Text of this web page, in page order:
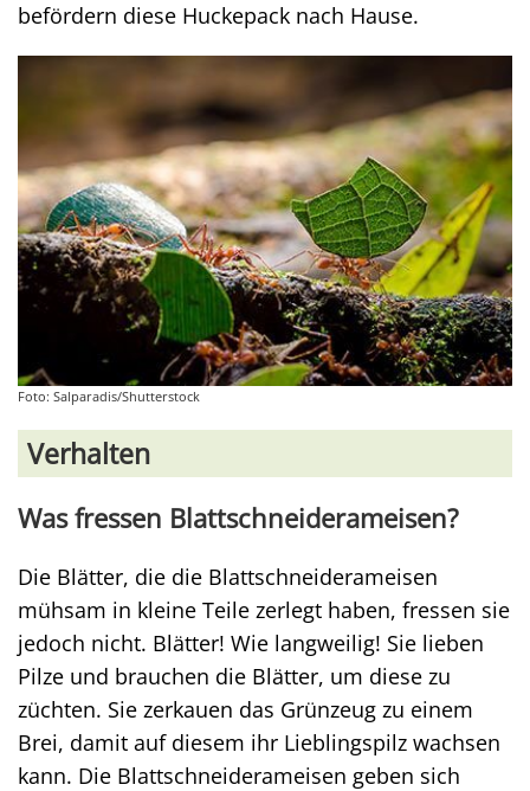
befördern diese Huckepack nach Hause.
Foto: Salparadis/Shutterstock
Verhalten
Was fressen Blattschneiderameisen?
Die Blätter, die die Blattschneiderameisen
mühsam in kleine Teile zerlegt haben, fressen sie
jedoch nicht. Blätter! Wie langweilig! Sie lieben
Pilze und brauchen die Blätter, um diese zu
züchten. Sie zerkauen das Grünzeug zu einem
Brei, damit auf diesem ihr Lieblingspilz wachsen
kann. Die Blattschneiderameisen geben sich